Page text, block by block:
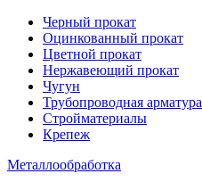
Черный прокат
Оцинкованный прокат
Цветной прокат
Нержавеющий прокат
Чугун
Трубопроводная арматура
Стройматериалы
Крепеж
Металлообработка